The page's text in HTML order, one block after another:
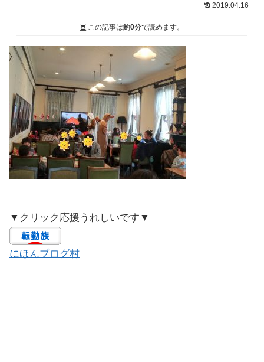
2019.04.16
この記事は約0分で読めます。
▼クリック応援うれしいです▼
にほんブログ村